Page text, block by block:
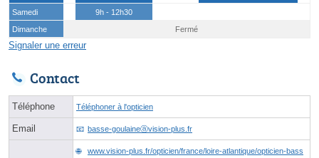
Samedi
9h - 12h30
Dimanche
Fermé
Signaler une erreur
Contact
Téléphone Téléphoner à l'opticien
Email basse-goulaineⓐvision-plus.fr
www.vision-plus.fr/opticien/france/loire-atlantique/opticien-bass